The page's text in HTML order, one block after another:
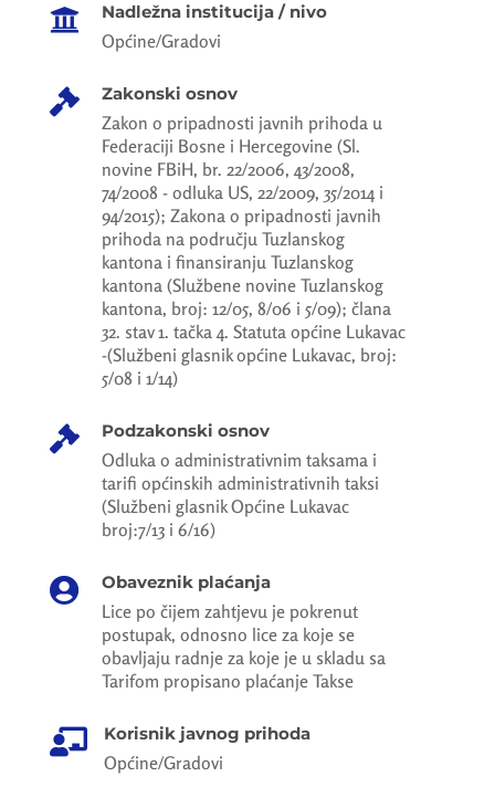
 Nadležna institucija / nivo
Općine/Gradovi
 Zakonski osnov
Zakon o pripadnosti javnih prihoda u
Federaciji Bosne i Hercegovine (Sl.
novine FBiH, br. 22/2006, 43/2008,
74/2008 - odluka US, 22/2009, 35/2014 i
94/2015); Zakona o pripadnosti javnih
prihoda na području Tuzlanskog
kantona i finansiranju Tuzlanskog
kantona (Službene novine Tuzlanskog
kantona, broj: 12/05, 8/06 i 5/09); člana
32. stav 1. tačka 4. Statuta općine Lukavac
-(Službeni glasnik općine Lukavac, broj:
5/08 i 1/14)
 Podzakonski osnov
Odluka o administrativnim taksama i
tarifi općinskih administrativnih taksi
(Službeni glasnik Općine Lukavac
broj:7/13 i 6/16)
 Obaveznik plaćanja
Lice po čijem zahtjevu je pokrenut
postupak, odnosno lice za koje se
obavljaju radnje za koje je u skladu sa
Tarifom propisano plaćanje Takse
 Korisnik javnog prihoda
Općine/Gradovi